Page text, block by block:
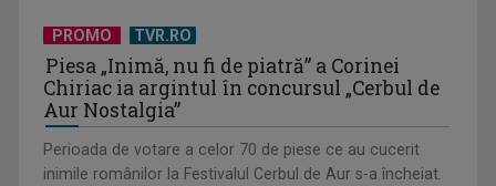
PROMO TVR.RO
Piesa „Inimă, nu fi de piatră” a Corinei
Chiriac ia argintul în concursul „Cerbul de
Aur Nostalgia”
Perioada de votare a celor 70 de piese ce au cucerit
inimile românilor la Festivalul Cerbul de Aur s-a încheiat.